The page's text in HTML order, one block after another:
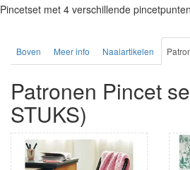
Pincetset met 4 verschillende pincetpunten
Boven Meer info Naaiartikelen
Patronen Pincet
STUKS)